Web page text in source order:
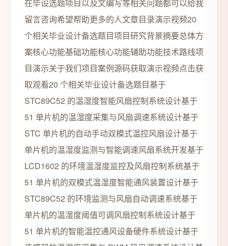
在毕设选题项目以及文编写等相关问题都可以给我
留言咨询希望帮助更多的人文章目录演示视频20
个相关毕业设计备选题目项目研究背景摘要总体方
案核心功能基础功能核心功能辅助功能技术路线项
目演示关于我们项目案例源码获取演示视频点击获
取观看20 个相关毕业设计备选题目基于
STC89C52 的温湿度智能风扇控制系统设计基于
51 单片机的温湿度采集与风扇调速系统设计基于
STC 单片机的自动手动双模式温控风扇设计基于
单片机的温湿度监测与智能调速风扇系统开发基于
LCD1602 的环境温湿度监控及风扇控制系统基于
51 单片机的双模式温湿度智能通风装置设计基于
STC89C52 的环境监测与风扇自动调速系统基于
单片机的温湿度阈值可调风扇控制系统设计基于
51 单片机的智能温控通风设备硬件系统设计基于